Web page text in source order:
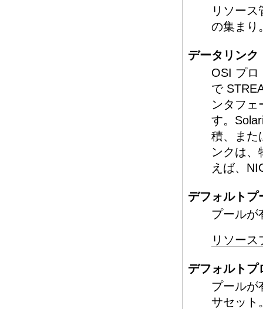
リソー
の集まり
データリンク
OSI プロ
で
ンタフェ
す。
積、また
ンクは、
えば、
デフォルトプ
プールが
リソース
デフォルトプ
プールが
サセット